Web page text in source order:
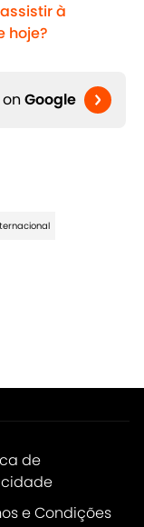
à
hoje?
Google
de
e Condições